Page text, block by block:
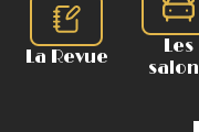
La Revue
Les